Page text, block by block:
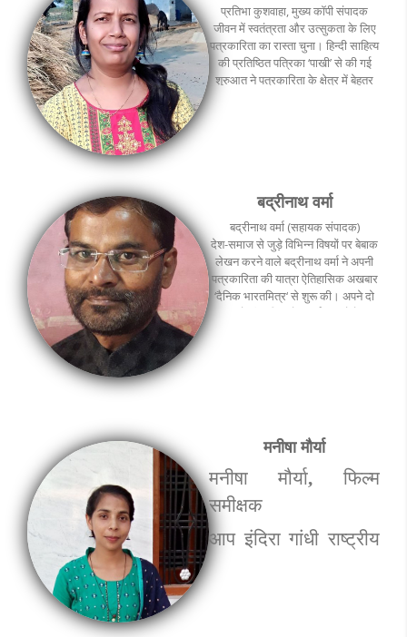
प्रतिभा कुशवाहा, मुख्‍य कॉपी संपादक
जीवन में स्वतंत्रता और उत्सुकता के लिए
पत्रकारिता का रास्ता चुना। हिन्दी साहित्य
की प्रतिष्ठित पत्रिका ‘पाखी’ से की गई
शुरुआत ने पत्रकारिता के क्षेत्र में बेहतर
बद्रीनाथ वर्मा
बद्रीनाथ वर्मा (सहायक संपादक)
देश-समाज से जुड़े विभिन्न विषयों पर बेबाक
लेखन करने वाले बद्रीनाथ वर्मा ने अपनी
पत्रकारिता की यात्रा ऐतिहासिक अखबार
‘दैनिक भारतमित्र‘ से शुरू की। अपने दो
दशक से भी अधिक के कार्यकाल में वे कई
मनीषा मौर्या
मनीषा मौर्या,फिल्‍म
समीक्षक
आप इंदिरा गांधी राष्‍ट्रीय
मुक्‍त विश्‍वविद्यालय में हिंदी